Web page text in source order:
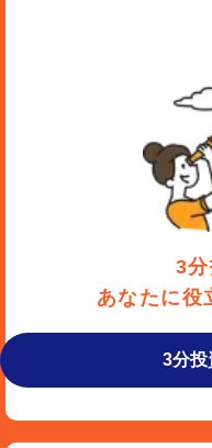
3
あなたに役
3分投